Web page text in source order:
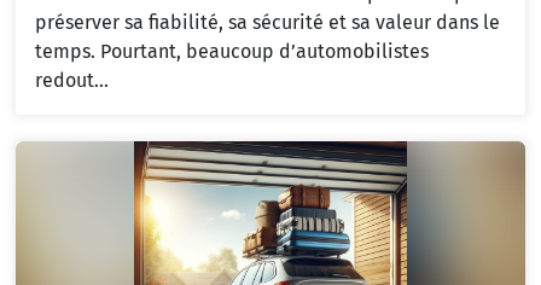
préserver sa fiabilité, sa sécurité et sa valeur dans le
temps. Pourtant, beaucoup d’automobilistes
redout...